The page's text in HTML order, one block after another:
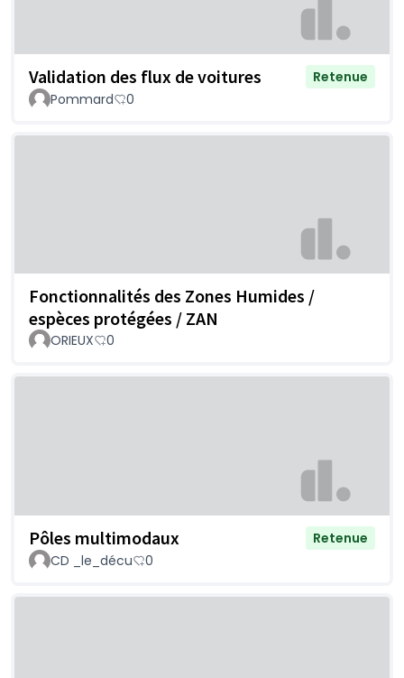
Validation des flux de voitures
Retenue
Pommard
0
Fonctionnalités des Zones Humides /
espèces protégées / ZAN
ORIEUX 0
Pôles multimodaux
Retenue
CD _le_décu
0